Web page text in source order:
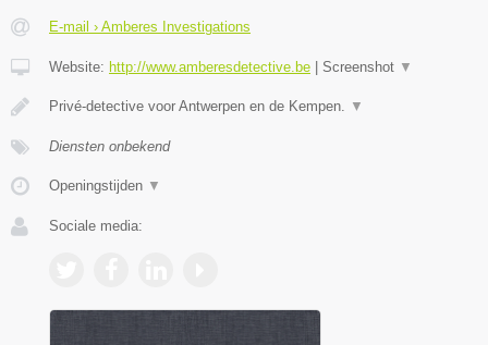
E-mail › Amberes Investigations
Website: http://www.amberesdetective.be Screenshot ▼
Privé-detective voor Antwerpen en de Kempen. ▼
Diensten onbekend
Openingstijden ▼
Sociale media: